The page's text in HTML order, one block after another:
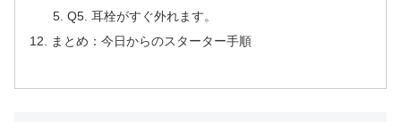
Q5. 耳栓がすぐ外れます。
まとめ：今日からのスターター手順